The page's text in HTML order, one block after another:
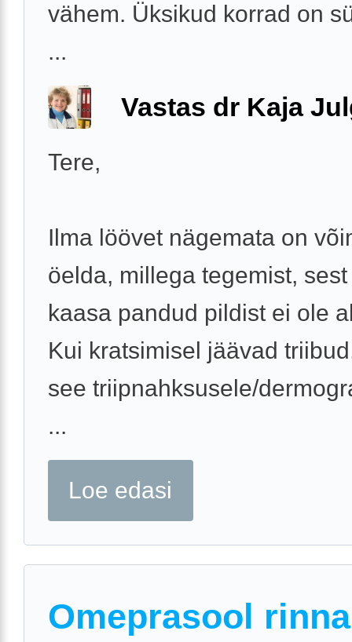
vähem. Üksikud korrad on
...
Vastas dr Kaja
Tere,
Ilma löövet nägemata on
öelda, millega tegemist,
kaasa pandud pildist ei ole
Kui kratsimisel jäävad
see triipnahksusele/
...
Loe edasi
Omeprasool